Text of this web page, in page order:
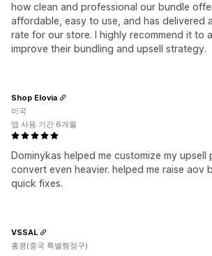
how clean and professional our bundle
affordable, easy to use, and has delivered
rate for our store. I highly recommend it to
improve their bundling and upsell strategy.
Dominykas helped me customize my upsell
convert even heavier. helped me raise aov
quick fixes.
Shop Elovia
미국
앱 사용 기간 6개월
VSSAL
홍콩(중국 특별행정구)